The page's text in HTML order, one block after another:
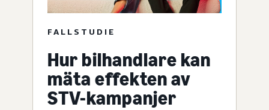
FALLSTUDIE
Hur bilhandlare kan
mäta effekten av
STV-kampanjer